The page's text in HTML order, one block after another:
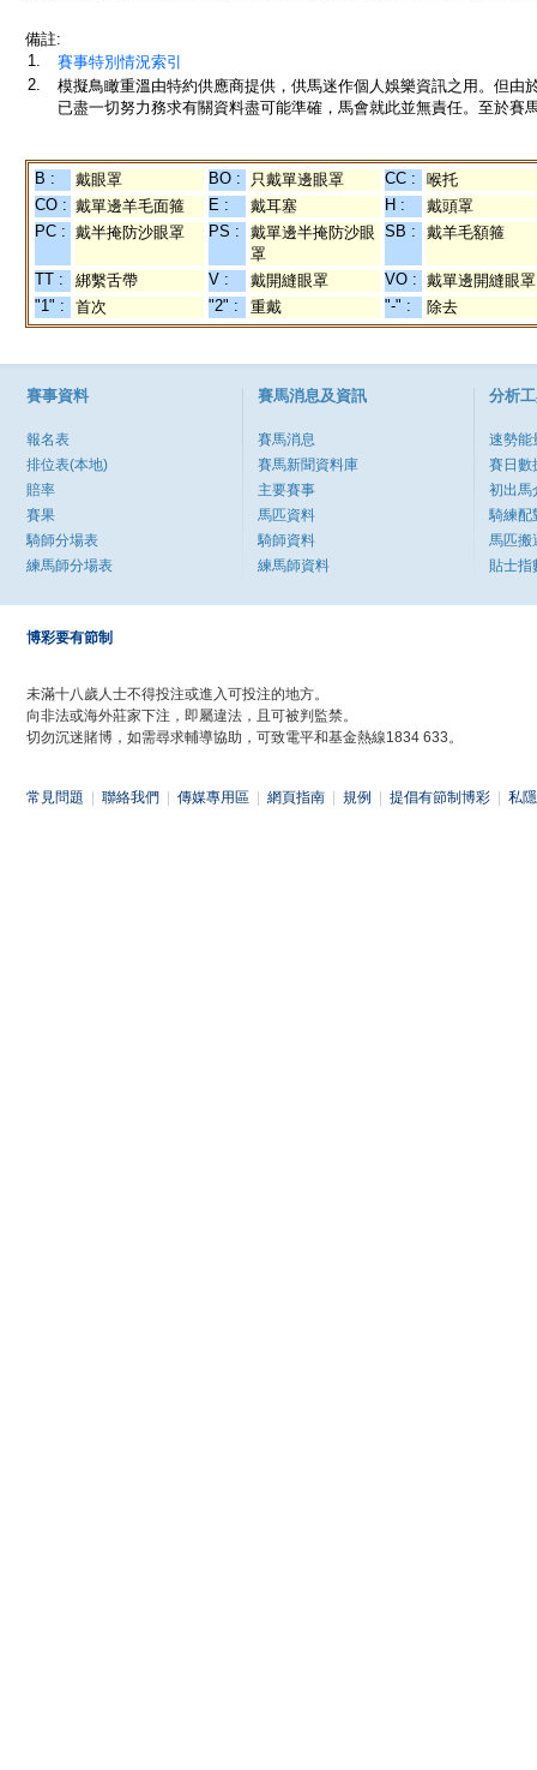
備註:
1.
賽事特別情況索引
2.
模擬鳥瞰重溫由特約供應商提供，供馬迷作個人娛樂資訊之用。但
已盡一切努力務求有關資料盡可能準確，馬會就此並無責任。至於賽
B : 戴眼罩 BO : 只戴單邊眼罩 CC :
喉托
CO : 戴單邊羊毛面箍 E : 戴耳塞 H :
戴頭罩
PC : 戴半掩防沙眼罩 PS :
戴單邊半掩防沙眼
罩
SB : 戴羊毛額箍
TT : 綁繫舌帶 V : 戴開縫眼罩 VO : 戴單邊開縫眼罩
"1" :
首次 "2" : 重戴 "-" : 除去
賽事資料
報名表
排位表(本地)
賠率
賽果
騎師分場表
練馬師分場表
賽馬消息及資訊
賽馬消息
賽馬新聞資料庫
主要賽事
馬匹資料
騎師資料
練馬師資料
分析
速勢能
賽日數
初出馬
騎練配
馬匹搬
貼士指
博彩要有節制
未滿十八歲人士不得投注或進入可投注的地方。
向非法或海外莊家下注，即屬違法，且可被判監禁。
切勿沉迷賭博，如需尋求輔導協助，可致電平和基金熱線1834 633。
常見問題 聯絡我們 傳媒專用區 網頁指南 規例 提倡有節制博彩 私